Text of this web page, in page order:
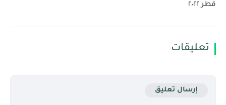
قطر ٢٠٢٢
تعليقات
إرسال تعليق